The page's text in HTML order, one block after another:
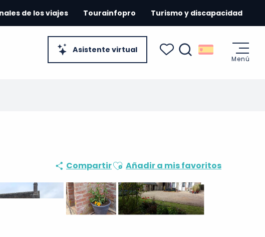
Asistente virtual
de los viajes Tourainfopro Turismo y discapacidad
Menú
CompartirAjouter aux favoris
Añadir a mis favoritos